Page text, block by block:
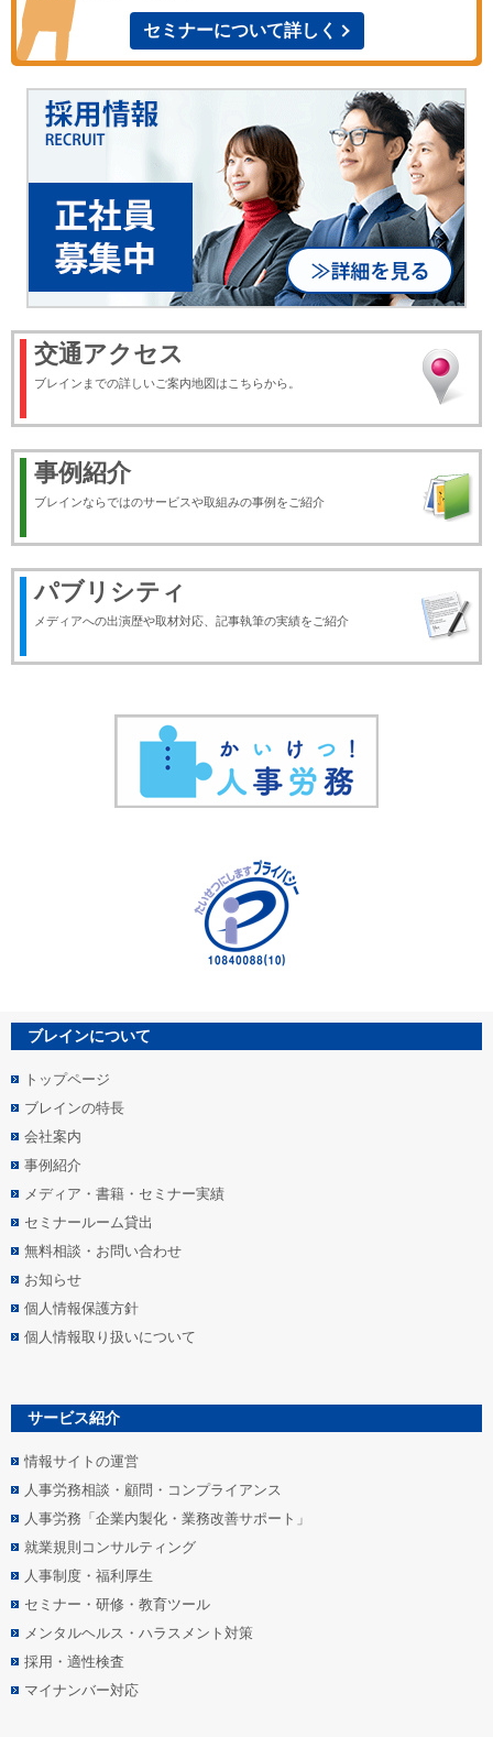
セミナーについて詳しく
交通アクセス
ブレインまでの詳しいご案内地図はこちらから。
事例紹介
ブレインならではのサービスや取組みの事例をご紹介
パブリシティ
メディアへの出演歴や取材対応、記事執筆の実績をご紹介
ブレインについて
トップページ
ブレインの特長
会社案内
事例紹介
メディア・書籍・セミナー実績
セミナールーム貸出
無料相談・お問い合わせ
お知らせ
個人情報保護方針
個人情報取り扱いについて
サービス紹介
情報サイトの運営
人事労務相談・顧問・コンプライアンス
人事労務「企業内製化・業務改善サポート」
就業規則コンサルティング
人事制度・福利厚生
セミナー・研修・教育ツール
メンタルヘルス・ハラスメント対策
採用・適性検査
マイナンバー対応